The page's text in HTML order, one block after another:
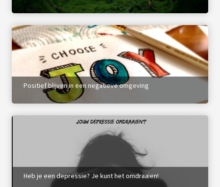
Positief blijven in een negatieve omgeving
Heb je een depressie? Je kunt het omdraaien!